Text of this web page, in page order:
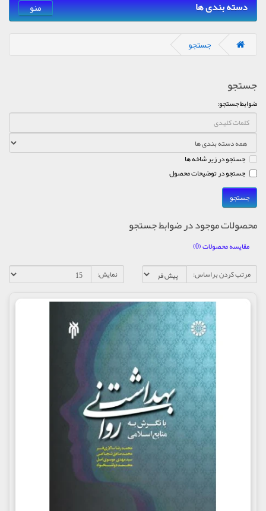
دسته بندی ها منو
جستجو
جستجو
ضوابط جستجو:
جستجو در زیر شاخه ها
جستجو در توضیحات محصول
محصولات موجود در ضوابط جستجو
مقایسه محصولات (0)
مرتب کردن براساس:
نمایش: